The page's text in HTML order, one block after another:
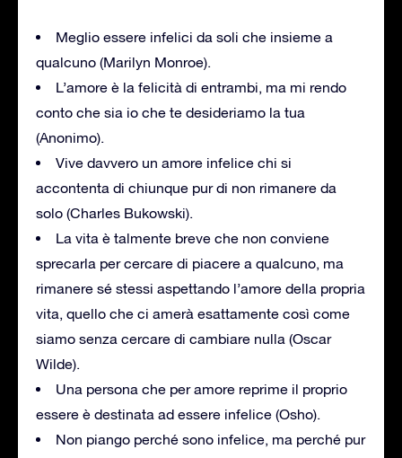
Meglio essere infelici da soli che insieme a
qualcuno (Marilyn Monroe).
L’amore è la felicità di entrambi, ma mi rendo
conto che sia io che te desideriamo la tua
(Anonimo).
Vive davvero un amore infelice chi si
accontenta di chiunque pur di non rimanere da
solo (Charles Bukowski).
La vita è talmente breve che non conviene
sprecarla per cercare di piacere a qualcuno, ma
rimanere sé stessi aspettando l’amore della propria
vita, quello che ci amerà esattamente così come
siamo senza cercare di cambiare nulla (Oscar
Wilde).
Una persona che per amore reprime il proprio
essere è destinata ad essere infelice (Osho).
Non piango perché sono infelice, ma perché pur